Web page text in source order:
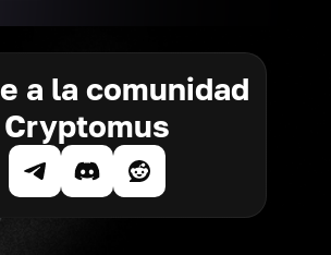
a la comunidad
Cryptomus